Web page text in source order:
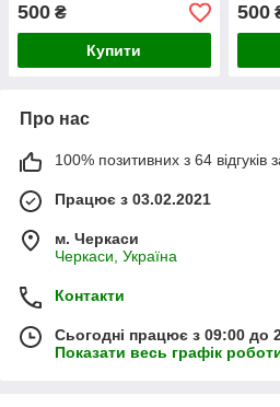
500 ₴
Купити
500
Про нас
100% позитивних з 64 відгуків
Працює з 03.02.2021
м. Черкаси
Черкаси, Україна
Контакти
Сьогодні працює з 09:00 до
Показати весь графік